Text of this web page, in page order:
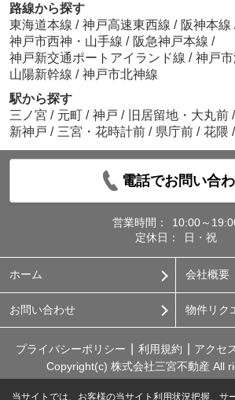
路線から探す
東海道本線 / 神戸高速東西線 / 阪神本線
神戸市西神・山手線 / 阪急神戸本線 /
神戸新交通ポートアイランド線 / 神戸
山陽新幹線 / 神戸市北神線
駅から探す
三ノ宮 / 元町 / 神戸 / 旧居留地・大丸前 /
新神戸 / 三宮・花時計前 / 県庁前 / 花隈 /
電話でお問い合
営業時間：
10:00～
定休日：
日・祝
ホーム 会社概要
お問い合わせ 物件リク
プライバシーポリシー 利用規約 アクセ
Copyright(c) 株式会社三宮不動産 All
当サイトでは、お客様の当サイト利用状況把握、サ